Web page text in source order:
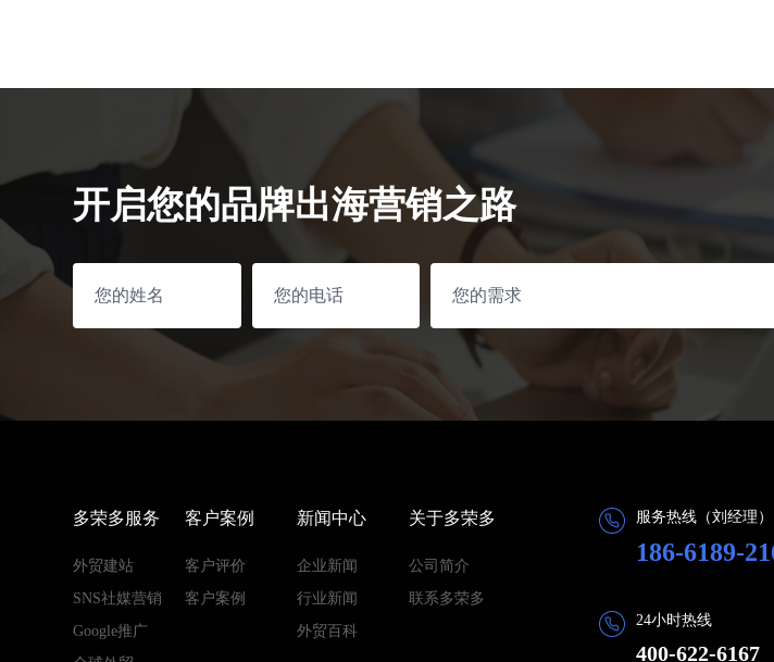
开启您的品牌出海营销之路
多荣多服务
外贸建站
SNS社媒营销
Google推广
客户案例
客户评价
客户案例
新闻中心
企业新闻
行业新闻
外贸百科
关于多荣多
公司简介
联系多荣多
服务热线（刘经理）
186-6189-
24小时热线
400-622-6167